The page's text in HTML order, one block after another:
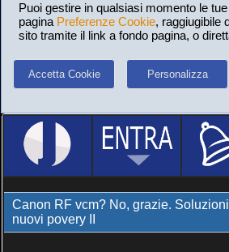
Puoi gestire in qualsiasi momento le
pagina Preferenze Cookie, raggiugibile
sito tramite il link a fondo pagina, o
Accetta Cookie Personalizza
Canon RF vcm? No, grazie.
nuovi povery II